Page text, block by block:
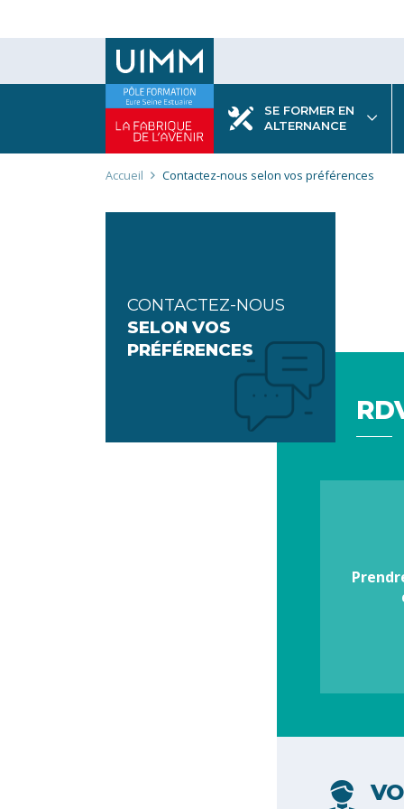
SE FORMER EN
ALTERNANCE
Fil
d'Ariane
Accueil Contactez-nous selon vos préférences
CONTACTEZ-NOUS
SELON VOS
PRÉFÉRENCES